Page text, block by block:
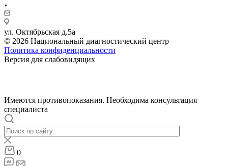
ул. Октябрьская д.5а
© 2026 Национальный диагностический центр
Политика конфиденциальности
Версия для слабовидящих
Имеются противопоказания. Необходима консультация
специалиста
0